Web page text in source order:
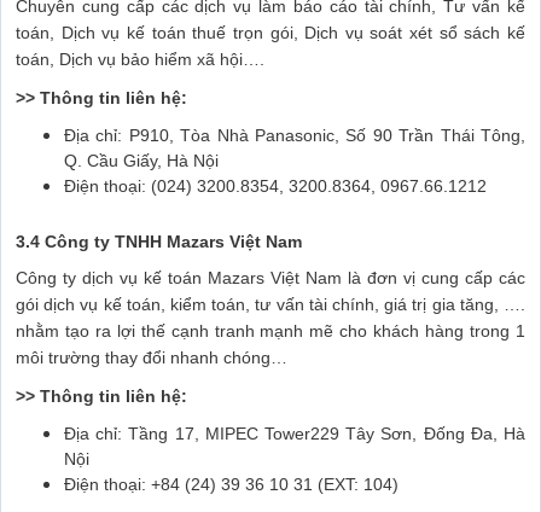
Chuyên cung cấp các dịch vụ làm báo cáo tài chính, Tư vấn kế
toán, Dịch vụ kế toán thuế trọn gói, Dịch vụ soát xét sổ sách kế
toán, Dịch vụ bảo hiểm xã hội….
>> Thông tin liên hệ:
Địa chỉ: P910, Tòa Nhà Panasonic, Số 90 Trần Thái Tông,
Q. Cầu Giấy, Hà Nội
Điện thoại: (024) 3200.8354, 3200.8364, 0967.66.1212
3.4 Công ty TNHH Mazars Việt Nam
Công ty dịch vụ kế toán Mazars Việt Nam là đơn vị cung cấp các
gói dịch vụ kế toán, kiểm toán, tư vấn tài chính, giá trị gia tăng, ….
nhằm tạo ra lợi thế cạnh tranh mạnh mẽ cho khách hàng trong 1
môi trường thay đổi nhanh chóng…
>> Thông tin liên hệ:
Địa chỉ: Tầng 17, MIPEC Tower229 Tây Sơn, Đống Đa, Hà
Nội
Điện thoại: +84 (24) 39 36 10 31 (EXT: 104)